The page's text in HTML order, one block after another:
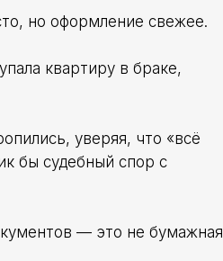
но оформление свежее.
квартиру в браке,
уверяя, что «всё
бы судебный спор с
— это не бумажная